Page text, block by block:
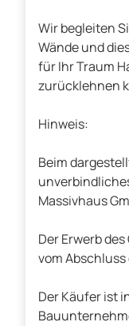
Wir begleiten
Wände und
für Ihr Traum
zurücklehnen
Hinweis:
Beim
Massivhaus
Der Erwerb
vom
Der Käufer ist